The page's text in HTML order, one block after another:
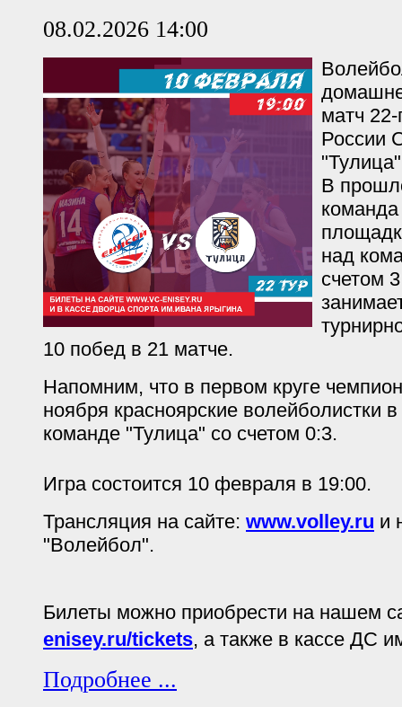
08.02.2026 14:00
матч 22-
России
В
над
счетом
10 побед в 21 матче.
Напомним, что в первом круге
ноября красноярские волейболистки в
команде "Тулица" со счетом 0:3.
Игра состоится 10 февраля в 19:00.
Трансляция на сайте: www.volley.ru и
"Волейбол".
Билеты можно приобрести на нашем
enisey.ru/tickets, а также в кассе ДС
Подробнее ...